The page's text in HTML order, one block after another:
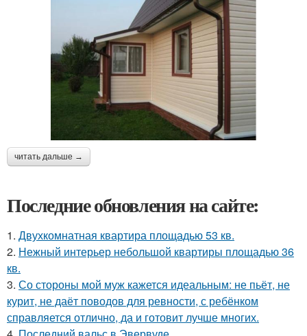
читать дальше →
Последние обновления на сайте:
1. Двухкомнатная квартира площадью 53 кв.
2. Нежный интерьер небольшой квартиры площадью 36
кв.
3. Со стороны мой муж кажется идеальным: не пьёт, не
курит, не даёт поводов для ревности, с ребёнком
справляется отлично, да и готовит лучше многих.